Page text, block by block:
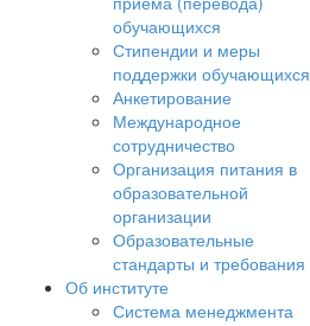
обучающихся
Стипендии и меры
поддержки обучающихся
Анкетирование
Международное
сотрудничество
Организация питания в
образовательной
организации
Образовательные
стандарты и требования
Об институте
Система менеджмента